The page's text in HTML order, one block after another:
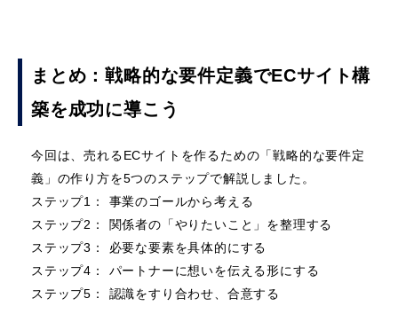
まとめ：戦略的な要件定義でECサイト構
築を成功に導こう
今回は、売れるECサイトを作るための「戦略的な要件定
義」の作り方を5つのステップで解説しました。
ステップ1： 事業のゴールから考える
ステップ2： 関係者の「やりたいこと」を整理する
ステップ3： 必要な要素を具体的にする
ステップ4： パートナーに想いを伝える形にする
ステップ5： 認識をすり合わせ、合意する